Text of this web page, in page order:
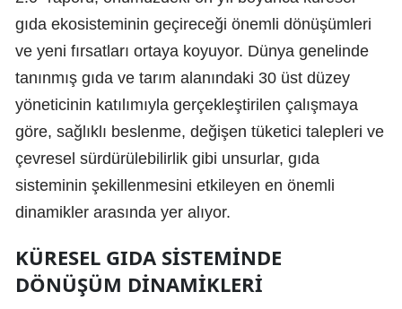
gıda ekosisteminin geçireceği önemli dönüşümleri
ve yeni fırsatları ortaya koyuyor. Dünya genelinde
tanınmış gıda ve tarım alanındaki 30 üst düzey
yöneticinin katılımıyla gerçekleştirilen çalışmaya
göre, sağlıklı beslenme, değişen tüketici talepleri ve
çevresel sürdürülebilirlik gibi unsurlar, gıda
sisteminin şekillenmesini etkileyen en önemli
dinamikler arasında yer alıyor.
KÜRESEL GIDA SISTEMINDE
DÖNÜŞÜM DINAMIKLERI